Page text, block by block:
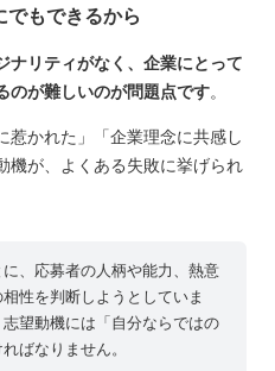
もできるから
ナリティがなく、企業にとって
のが難しいのが問題点です。
惹かれた」「企業理念に共感し
機が、よくある失敗に挙げられ
、応募者の人柄や能力、熱意
性を判断しようとしていま
望動機には「自分ならではの
ばなりません。